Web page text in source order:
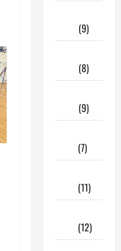
(9)
(8)
(9)
(7)
(11)
(12)